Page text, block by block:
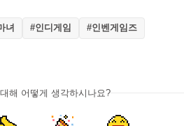
녀 #인디게임 #인벤게임즈
해 어떻게 생각하시나요?